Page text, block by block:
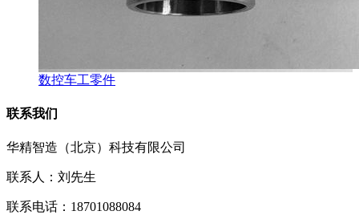
数控车工零件
联系我们
华精智造（北京）科技有限公司
联系人：刘先生
联系电话：18701088084